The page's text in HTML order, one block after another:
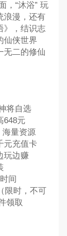
，“沐浴” 玩
浪漫，还有
》，结识志
仙侠世界
无二的修仙
将自选
648元
量资源
元充值卡
玩边赚
间
限时，不可
领取